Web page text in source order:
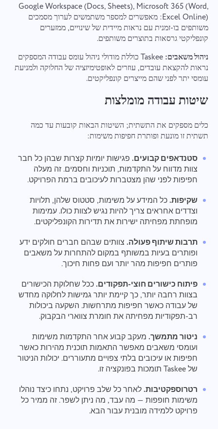
Google Workspace (Docs, Sheets), Microsoft 365 (Word,
Excel Online): מאפשרים למספר משתמשים לערוך מסמכים
משותפים בו-זמנית עם נראות מיידית של שינויים, ממזערים
קונפליקטי גרסאות בתוצרים משותפים.
ניהול משאבים:
Taskee כוללת מודולי ניהול עומס עבודה המספקים
נראות להקצאת עובדים, עוזרים לאופטימיזציה של החלוקה ולמניעת
עומסי יתר לפני שהם מייצרים קונפליקטים.
שיטות עבודה מומלצות
כלים מספקים את התשתית; השיטות הבאות קובעות עד כמה
תשתית זו מונעת ופותרת חפיפות משימות:
סטנדאפים קבועים.פגישות יומיות קצרות שבהן כל חבר
צוות מדווח על התקדמות, תוכניות וחסמים. זה מעלה
חפיפות לפני שהן מצטברות לעיכובים ברמת הפרויקט.
שקיפות.כל המידע על משימות, סטטוס שלהן, תלויות
וצדדים אחראים צריך להיות נגיש לצוות כולו. עמימות
מופחתת מפחיתה ישירות את תדירות הקונפליקטים.
תרבות שיתוף פעולה.צוותים שבהם חברים חולקים ידע
ופותרים בעיות במשותף במקום להתחרות על משאבים
פותרים חפיפות מהר יותר ועם פחות חיכוך.
פיתוח כישורים חוצי-תפקודים.ככל שחלוקת הכישורים
בצוות רחבה יותר, כך קיימת יותר גמישות לחלוקה מחדש
של עבודה כאשר חפיפות מתרחשות. השקעה ביכולות
רב-תפקודיות מפחיתה את חומרת צווארי הבקבוק.
ניטור מתמשך.מעקב קבוע אחר התקדמות משימות
ועומסי משאבים מאפשר התאמות תוכנית מהירות כאשר
חפיפות או עיכובים בלתי צפויים מתעוררים. יכולות הניטור
של Taskee תומכות בפונקציה זו.
רטרוספקטיבות.לאחר כל שלב פרויקט, נתחו כיצד נוהלו
משימות חופפות — מה עבד, מה ניתן לשפר. זה ממיר כל
פרויקט ללמידה מובנית עבור הבא.
לִשְׁלוֹחַ שלח
בלחיצה על כפתור "שלח", אתה מסכים לעיבוד הנתונים
האישיים שלך בהתאם למסמך הבא:
לִשְׁלוֹחַ
הצע